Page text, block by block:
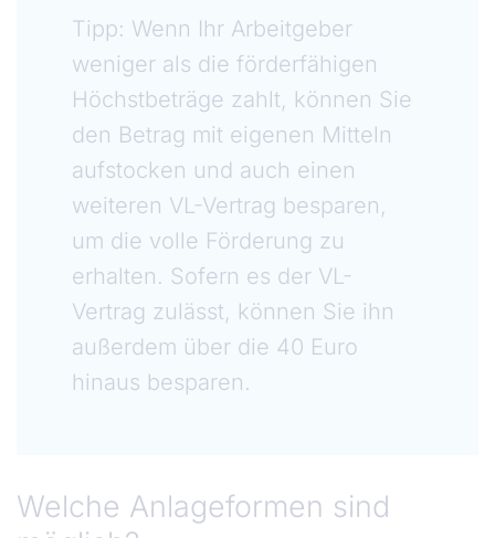
Tipp: Wenn Ihr Arbeitgeber
weniger als die förderfähigen
Höchstbeträge zahlt, können Sie
den Betrag mit eigenen Mitteln
aufstocken und auch einen
weiteren VL-Vertrag besparen,
um die volle Förderung zu
erhalten. Sofern es der VL-
Vertrag zulässt, können Sie ihn
außerdem über die 40 Euro
hinaus besparen.
Welche Anlageformen sind